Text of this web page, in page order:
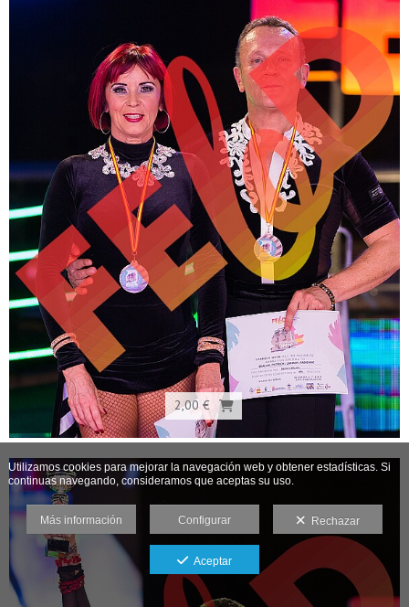
2,00 €
Utilizamos cookies para mejorar la navegación web y obtener estadísticas. Si
continuas navegando, consideramos que aceptas su uso.
Más información Configurar Rechazar
Aceptar